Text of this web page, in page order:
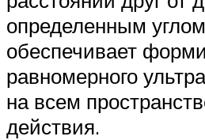
определенным
обеспечивает
равномерного
на всем
действия.